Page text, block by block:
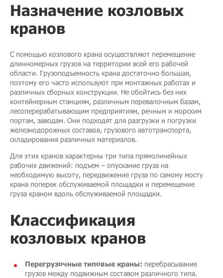
Назначение козловых
кранов
С помощью козлового крана осуществляют перемещение
длинномерных грузов на территории всей его рабочей
области. Грузоподъемность крана достаточно большая,
поэтому его часто используют при монтажных работах и
различных сборных конструкции. Не обойтись без них
контейнерным станциям, различным перевалочным базам,
лесоперерабатывающим предприятиям, речным и морским
портам, заводам. Они подходят для разгрузки и погрузки
железнодорожных составов, грузового автотранспорта,
складирования различных материалов.
Для этих кранов характерны три типа прямолинейных
рабочих движений: подъем – опускание груза на
необходимую высоту, передвижение груза по самому мосту
крана поперек обслуживаемой площадки и перемещение
груза краном вдоль обслуживаемой площадки.
Классификация
козловых кранов
Перегрузочные типовые краны: перебрасывание
грузов между подвижным составом различного типа.